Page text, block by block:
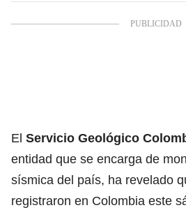
El Servicio Geológico
entidad que se encarga de
sísmica del país, ha revelado
registraron en Colombia este